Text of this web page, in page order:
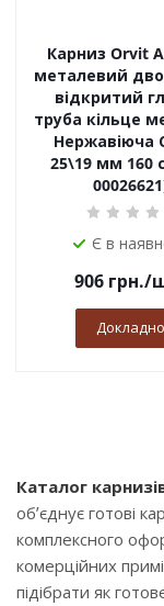
Карниз Orvit
металевий
відкритий
труба кільце
Нержавіюча
25\19 мм 160
Є в
906грн./
Докладно
Каталог
об’єднує готові
комплексного
комерційних
підібрати як